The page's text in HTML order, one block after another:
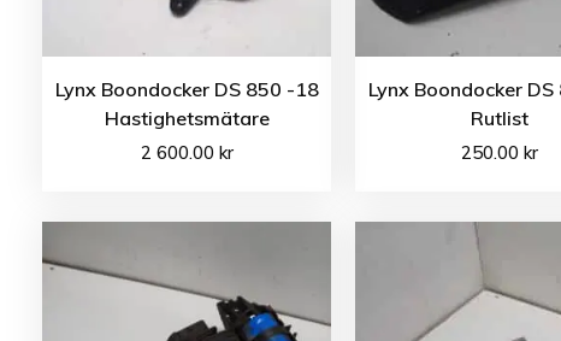
Lynx Boondocker DS 850 -18
Hastighetsmätare
2 600.00 kr
Lynx Boondocker
Rutlist
250.00kr